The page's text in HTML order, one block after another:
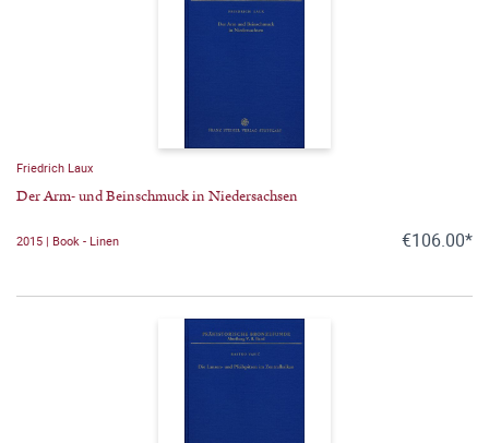
Friedrich Laux
Der Arm- und Beinschmuck in Niedersachsen
2015 | Book - Linen €106.00*